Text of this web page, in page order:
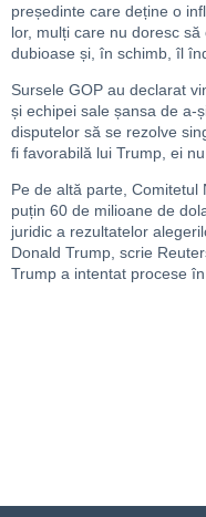
președinte care deține o
lor, mulți care nu doresc
dubioase și, în schimb, îl
Sursele GOP au declarat
și echipei sale șansa de a-
disputelor să se rezolve
fi favorabilă lui Trump, ei
Pe de altă parte, Comitetul
puțin 60 de milioane de
juridic a rezultatelor
Donald Trump, scrie
Trump a intentat procese